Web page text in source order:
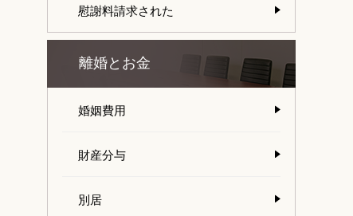
慰謝料請求された
離婚とお金
婚姻費用
財産分与
別居